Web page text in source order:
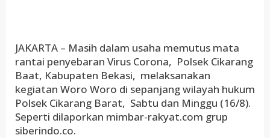
JAKARTA – Masih dalam usaha memutus mata
rantai penyebaran Virus Corona, Polsek Cikarang
Baat, Kabupaten Bekasi, melaksanakan
kegiatan Woro Woro di sepanjang wilayah hukum
Polsek Cikarang Barat, Sabtu dan Minggu (16/8).
Seperti dilaporkan mimbar-rakyat.com grup
siberindo.co.